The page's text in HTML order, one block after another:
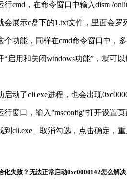
cmd，在命令窗口中输入dism /
会展示c盘下的1.txt文件，里面会
功能，同样在cmd命令窗口中，
启用和关闭windows功能”，就可
动了cli.exe进程，也会出现
行窗口，输入"msconfig"打开设置页
到cli.exe，取消勾选，点击确定，
化失败？无法正常启动0xc0000142怎么解